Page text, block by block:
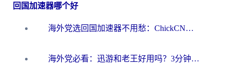
回国加速器哪个好
海外党选回国加速器不用愁：ChickCN和洞见哪个好？一篇搞定所有疑问
海外党必看：迅游和老王好用吗？3分钟选对加速国内网络的加速器